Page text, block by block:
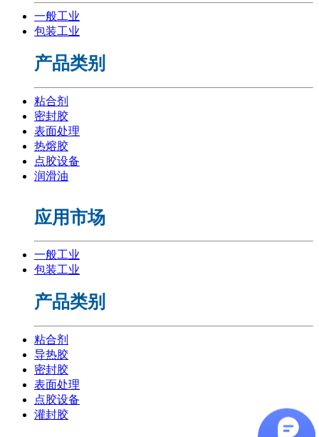
一般工业
包装工业
产品类别
粘合剂
密封胶
表面处理
热熔胶
点胶设备
润滑油
应用市场
一般工业
包装工业
产品类别
粘合剂
导热胶
密封胶
表面处理
点胶设备
灌封胶